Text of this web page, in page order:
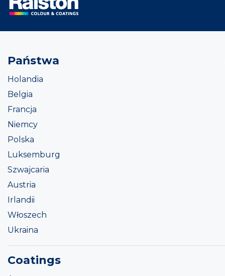
Państwa
Holandia
Belgia
Francja
Niemcy
Polska
Luksemburg
Szwajcaria
Austria
Irlandii
Włoszech
Ukraina
Coatings